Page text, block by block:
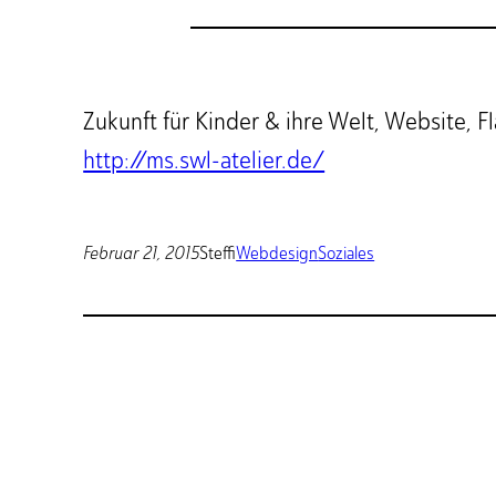
Zukunft für Kinder & ihre Welt, Website,
http://ms.swl-atelier.de/
Februar 21, 2015SteffiWebdesignSoziales